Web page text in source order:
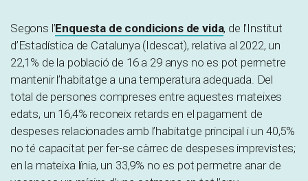
Segons l’Enquesta de condicions de vida, de l’Institut
d’Estadística de Catalunya (Idescat), relativa al 2022, un
22,1% de la població de 16 a 29 anys no es pot permetre
mantenir l’habitatge a una temperatura adequada. Del
total de persones compreses entre aquestes mateixes
edats, un 16,4% reconeix retards en el pagament de
despeses relacionades amb l’habitatge principal i un 40,5%
no té capacitat per fer-se càrrec de despeses imprevistes;
en la mateixa línia, un 33,9% no es pot permetre anar de